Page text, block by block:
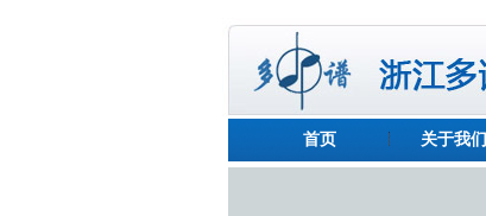
首页 关于我们